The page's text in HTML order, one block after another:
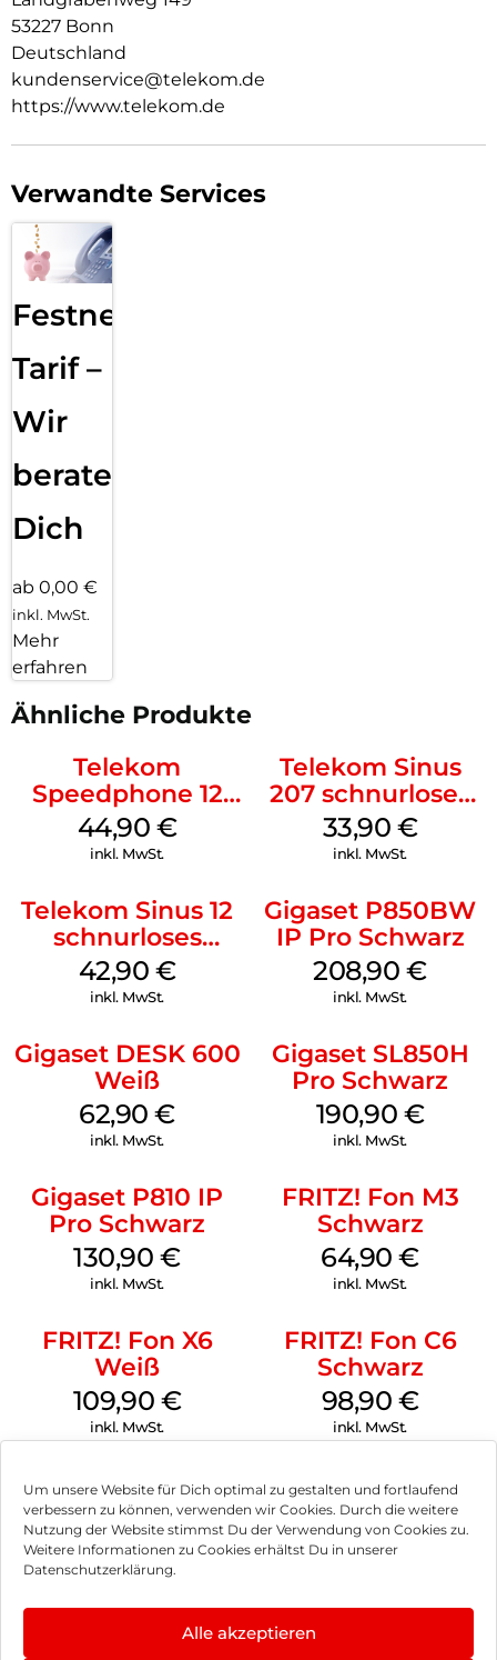
Um unsere Website für Dich optimal zu gestalten und fortlaufend
verbessern zu können, verwenden wir Cookies. Durch die weitere
Nutzung der Website stimmst Du der Verwendung von Cookies zu.
Weitere Informationen zu Cookies erhältst Du in unserer
Datenschutzerklärung.
Alle akzeptieren
53227 Bonn
Deutschland
kundenservice@telekom.de
https://www.telekom.de
Verwandte Services
Festnetz
Tarif –
Wir
beraten
Dich
ab 0,00 €
inkl. MwSt.
Mehr
erfahren
Ähnliche Produkte
Telekom
Speedphone 12
Petrol
44,90 €
inkl. MwSt.
Telekom Sinus
207 schnurloses
analog Telefon
Schwarz
33,90 €
inkl. MwSt.
Telekom Sinus 12
schnurloses
Analog Telefon
Weiß
42,90 €
inkl. MwSt.
Gigaset P850BW
IP Pro Schwarz
208,90€
inkl. MwSt.
Gigaset DESK 600
Weiß
62,90€
inkl. MwSt.
Gigaset SL850H
Pro Schwarz
190,90 €
inkl. MwSt.
Gigaset P810 IP
Pro Schwarz
130,90€
inkl. MwSt.
FRITZ! Fon M3
Schwarz
64,90€
inkl. MwSt.
FRITZ! Fon X6
Weiß
109,90 €
inkl. MwSt.
FRITZ! Fon C6
Schwarz
98,90 €
inkl. MwSt.
Impressum